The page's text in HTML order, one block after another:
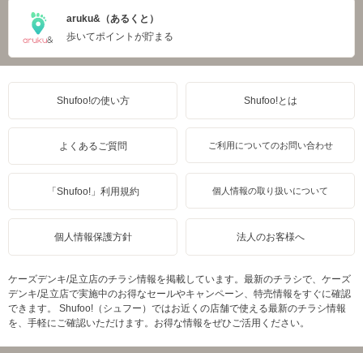
aruku&（あるくと）
歩いてポイントが貯まる
Shufoo!の使い方 Shufoo!とは
よくあるご質問 ご利用についてのお問い合わせ
「Shufoo!」利用規約 個人情報の取り扱いについて
個人情報保護方針 法人のお客様へ
ケーズデンキ/足立店のチラシ情報を掲載しています。最新のチラシで、ケーズ
デンキ/足立店で実施中のお得なセールやキャンペーン、特売情報をすぐに確認
できます。 Shufoo!（シュフー）ではお近くの店舗で使える最新のチラシ情報
を、手軽にご確認いただけます。お得な情報をぜひご活用ください。